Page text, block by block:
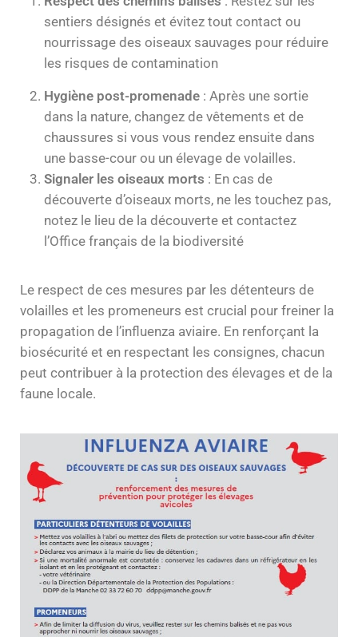
sentiers désignés et évitez tout contact ou
nourrissage des oiseaux sauvages pour réduire
les risques de contamination​
Hygiène post-promenade : Après une sortie
dans la nature, changez de vêtements et de
chaussures si vous vous rendez ensuite dans
une basse-cour ou un élevage de volailles.
Signaler les oiseaux morts : En cas de
découverte d’oiseaux morts, ne les touchez pas,
notez le lieu de la découverte et contactez
l’Office français de la biodiversité
Le respect de ces mesures par les détenteurs de
volailles et les promeneurs est crucial pour freiner la
propagation de l’influenza aviaire. En renforçant la
biosécurité et en respectant les consignes, chacun
peut contribuer à la protection des élevages et de la
faune locale.